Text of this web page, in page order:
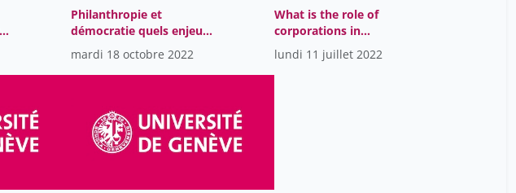
Meier Philippe
Moquette Atalanti
Muchery Marie-Laure
Oberson Xavier
Peter Henry
Philanthropie et
démocratie quels enjeux
pour les médias
traditionnels
mardi 18 octobre 2022
What is the role of
corporations in
promoting social
entrepreneurship?
lundi 11 juillet 2022